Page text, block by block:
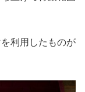
利用したものが